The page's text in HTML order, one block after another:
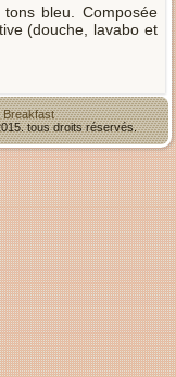
bleu. Composée
(douche, lavabo et
Breakfast
tous droits réservés.